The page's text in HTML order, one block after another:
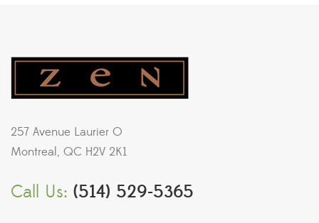
257 Avenue Laurier O
Montreal, QC H2V 2K1
Call Us: (514) 529-5365